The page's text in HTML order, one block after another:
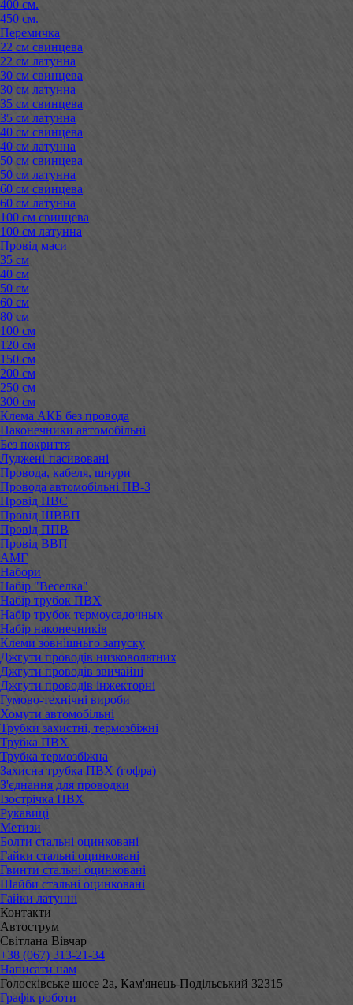
400 см.
450 см.
Перемичка
22 см свинцева
22 см латунна
30 см свинцева
30 см латунна
35 см свинцева
35 см латунна
40 см свинцева
40 см латунна
50 см свинцева
50 см латунна
60 см свинцева
60 см латунна
100 см свинцева
100 см латунна
Провід маси
35 см
40 см
50 см
60 см
80 см
100 см
120 см
150 см
200 см
250 см
300 см
Клема АКБ без провода
Наконечники автомобільні
Без покриття
Луджені-пасивовані
Провода, кабеля, шнури
Провода автомобільні ПВ-3
Провід ПВС
Провід ШВВП
Провід ППВ
Провід ВВП
АМГ
Набори
Набір "Веселка"
Набір трубок ПВХ
Набір трубок термоусадочных
Набір наконечників
Клеми зовнішньго запуску
Джгути проводів низковольтних
Джгути проводів звичайні
Джгути проводів інжекторні
Гумово-технічні вироби
Хомути автомобільні
Трубки захистні, термозбіжні
Трубка ПВХ
Трубка термозбіжна
Захисна трубка ПВХ (гофра)
З'єднання для проводки
Ізострічка ПВХ
Рукавиці
Метизи
Болти стальні оцинковані
Гайки стальні оцинковані
Гвинти стальні оцинковані
Шайби стальні оцинковані
Гайки латунні
Контакти
Автострум
Світлана Вівчар
+38 (067) 313-21-34
Написати нам
Голосківське шосе 2а, Кам'янець-Подільський 32315
Графік роботи